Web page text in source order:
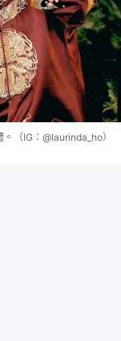
（IG：@laurinda_ho）